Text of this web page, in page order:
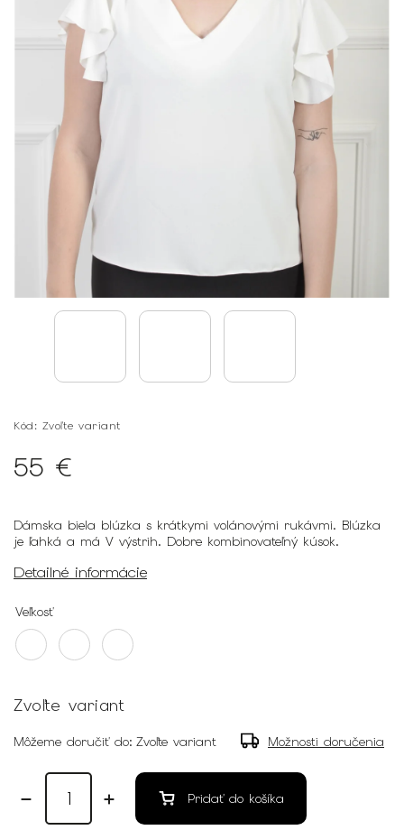
Kód: Zvoľte variant
55 €
Dámska biela blúzka s krátkymi volánovými rukávmi. Blúzka
je ľahká a má V výstrih. Dobre kombinovateľný kúsok.
Detailné informácie
Veľkosť
Zvoľte variant
Môžeme doručiť do: Zvoľte variant Možnosti doručenia
Pridať do košíka